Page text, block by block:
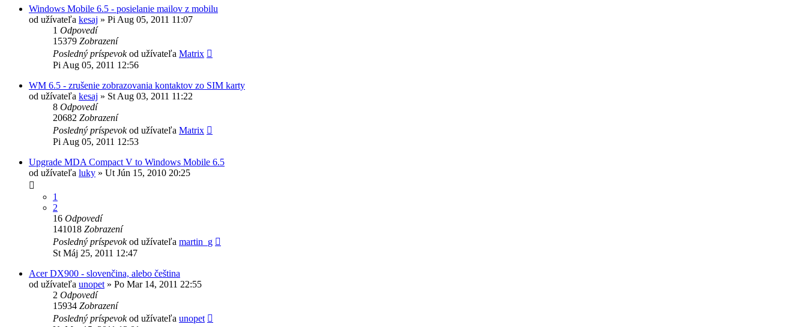
Windows Mobile 6.5 - posielanie mailov z mobilu
od užívateľa kesaj » Pi Aug 05, 2011 11:07
1 Odpovedí
15379 Zobrazení
Posledný príspevokod užívateľa Matrix
Pi Aug 05, 2011 12:56
WM 6.5 - zrušenie zobrazovania kontaktov zo SIM karty
od užívateľa kesaj » St Aug 03, 2011 11:22
8 Odpovedí
20682 Zobrazení
Posledný príspevokod užívateľa Matrix
Pi Aug 05, 2011 12:53
Upgrade MDA Compact V to Windows Mobile 6.5
od užívateľa luky » Ut Jún 15, 2010 20:25
1
2
16 Odpovedí
141018 Zobrazení
Posledný príspevokod užívateľa martin_g
St Máj 25, 2011 12:47
Acer DX900 - slovenčina, alebo čeština
od užívateľa unopet » Po Mar 14, 2011 22:55
2 Odpovedí
15934 Zobrazení
Posledný príspevokod užívateľa unopet